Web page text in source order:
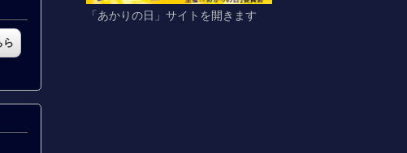
ら
「あかりの日」サイトを開きます